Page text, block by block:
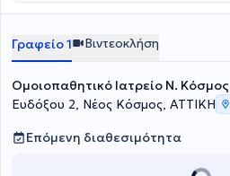
Γραφείο 1 Βιντεοκλήση
Ομοιοπαθητικό Ιατρείο Ν. Κόσμος
Ευδόξου 2, Νέος Κόσμος, ΑΤΤΙΚΗ
Επόμενη διαθεσιμότητα